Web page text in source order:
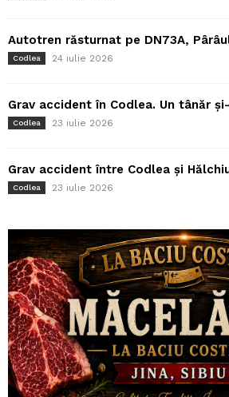
Autotren răsturnat pe DN73A,
Codlea 24 iulie 2026
Grav accident în Codlea. Un tânăr
Codlea 23 iulie 2026
Grav accident între Codlea și
Codlea 23 iulie 2026